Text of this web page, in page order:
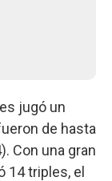
jugó un
de hasta
Con una gran
14 triples, el